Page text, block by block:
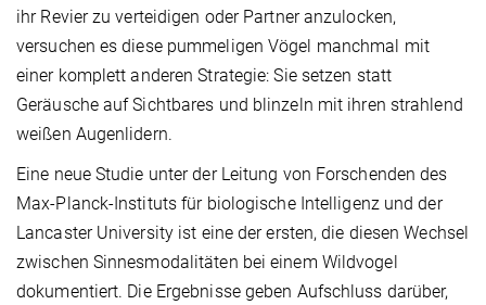
ihr Revier zu verteidigen oder Partner anzulocken,
versuchen es diese pummeligen Vögel manchmal mit
einer komplett anderen Strategie: Sie setzen statt
Geräusche auf Sichtbares und blinzeln mit ihren strahlend
weißen Augenlidern.
Eine neue Studie unter der Leitung von Forschenden des
Max-Planck-Instituts für biologische Intelligenz und der
Lancaster University ist eine der ersten, die diesen Wechsel
zwischen Sinnesmodalitäten bei einem Wildvogel
dokumentiert. Die Ergebnisse geben Aufschluss darüber,